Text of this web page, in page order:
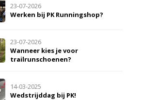
23-07-2026
Werken bij PK Runningshop?
23-07-2026
Wanneer kies je voor
trailrunschoenen?
14-03-2025
Wedstrijddag bij PK!